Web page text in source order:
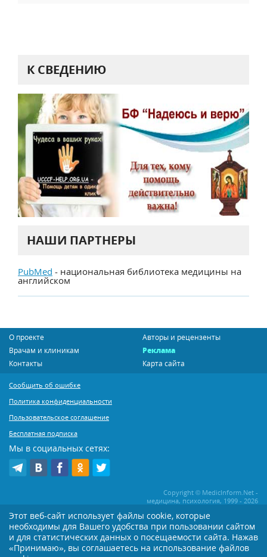
К СВЕДЕНИЮ
НАШИ ПАРТНЕРЫ
PubMed - национальная библиотека медицины на
английском
О проекте
Авторы и рецензенты
Врачам и клиникам
Реклама
Контакты
Карта сайта
Сообщить об ошибке
Политика конфиденциальности
Пользовательское соглашение
Бесплатная подписка
Мы в социальных сетях:
Copyright © MedicInform.Net -
медицина, психология, 1999 - 2026
Копирование или иное распространение статей нашего сайта строго
воспрещается. Копирование раздела "Новости" допускается при наличии
активной открытой для поисковиков ссылки на MedicInform.Net
Этот веб-сайт использует файлы cookie, которые
необходимы для Вашего удобства при пользовании сайтом
и для статистических данных о посещаемости сайта. Нажав
«Принимаю», вы соглашаетесь на использование файлов